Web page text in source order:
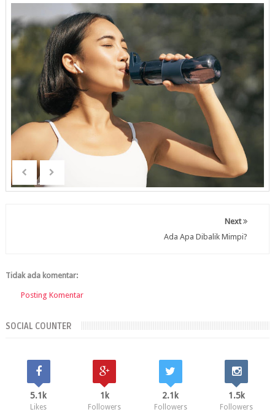
Next
Ada Apa Dibalik Mimpi?
Tidak ada komentar:
Posting Komentar
SOCIAL COUNTER
5.1k
Likes
1k
Followers
2.1k
Followers
1.5k
Followers